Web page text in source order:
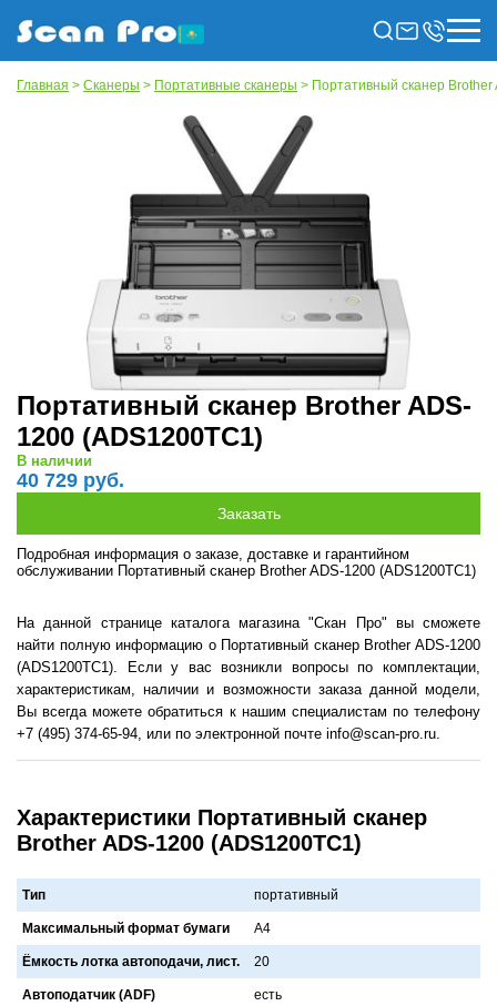
Главная > Сканеры > Портативные сканеры > Портативный сканер
Портативный сканер Brother ADS-
1200 (ADS1200TC1)
В наличии
40 729 руб.
Подробная информация о заказе, доставке и гарантийном
обслуживании Портативный сканер Brother ADS-1200 (ADS1200TC1)
На данной странице каталога магазина "Скан Про" вы сможете
найти полную информацию о Портативный сканер Brother ADS-1200
(ADS1200TC1). Если у вас возникли вопросы по комплектации,
характеристикам, наличии и возможности заказа данной модели,
Вы всегда можете обратиться к нашим специалистам по телефону
+7 (495) 374-65-94, или по электронной почте info@scan-pro.ru.
Характеристики Портативный сканер
Brother ADS-1200 (ADS1200TC1)
Тип портативный
Максимальный формат бумаги A4
Ёмкость лотка автоподачи, лист. 20
Автоподатчик (ADF) есть